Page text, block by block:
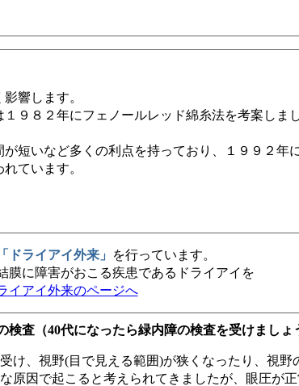
響します。
９８２年にフェノールレッド綿糸法を考案しま
短いなど多くの利点を持っており、１９９２年
ています。
「ドライアイ外来」
を行っています。
に障害がおこる疾患であるドライアイを
イアイ外来のページへ
検査（40代になったら緑内障の検査を受けましょ
け、視野(目で見える範囲)が狭くなったり、視野
原因で起こると考えられてきましたが、眼圧が